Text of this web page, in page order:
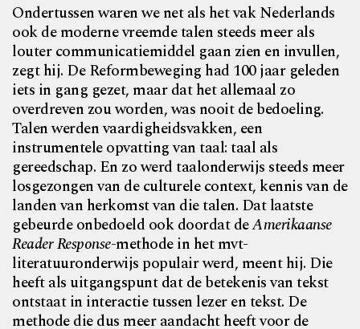
Ondertussen waren we net als het vak Nederlands
ook de moderne vreemde talen steeds meer als
louter communicatiemiddel gaan zien en invullen,
zegt hij. De Reformbeweging had 100 jaar geleden
iets in gang gezet, maar dat het allemaal zo
overdreven zou worden, was nooit de bedoeling.
Talen werden vaardigheidsvakken, een
instrumentele opvatting van taal: taal als
gereedschap. En zo werd taalonderwijs steeds meer
losgezongen van de culturele context, kennis van de
landen van herkomst van die talen. Dat laatste
gebeurde onbedoeld ook doordat deAmerikaanse
Reader Response-methode in het mvt-
literatuuronderwijs populair werd, meent hij. Die
heeft als uitgangspunt dat de betekenis van tekst
ontstaat in interactie tussen lezer en tekst. De
methode die dus meer aandacht heeft voor de